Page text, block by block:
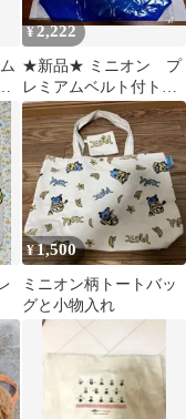
¥2,222
★新品★ ミニオン プ
レミアムベルト付トー
トバッグ ブルー
¥1,500
ミニオン柄トートバッ
グと小物入れ